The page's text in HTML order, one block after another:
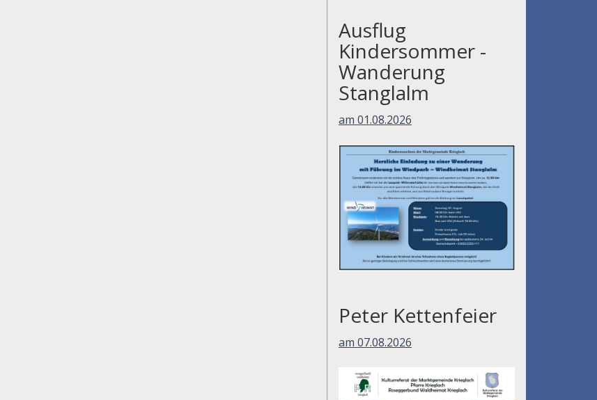
Ausflug
Kindersommer -
Wanderung
Stanglalm
am 01.08.2026
Peter Kettenfeier
am 07.08.2026